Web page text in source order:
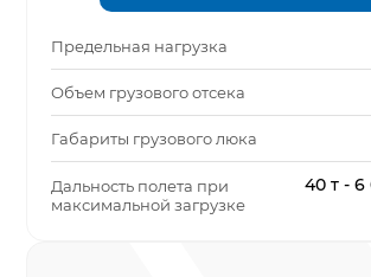
Предельная нагрузка
Объем грузового отсека
Габариты грузового люка
Дальность полета при
максимальной загрузке
40 т - 6